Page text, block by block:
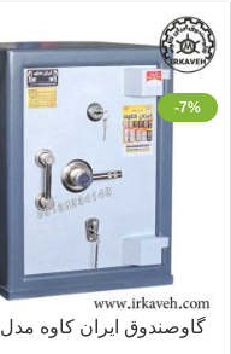
-7%
گاوصندوق ایران کاوه مدل 350 KK